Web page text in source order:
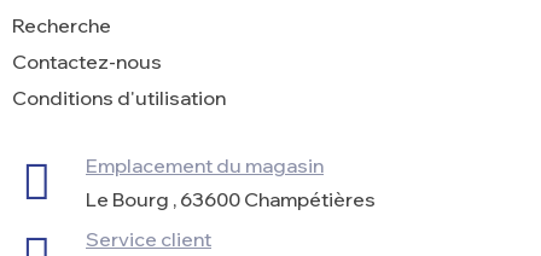
Recherche
Contactez-nous
Conditions d'utilisation
Emplacement du magasin
Le Bourg , 63600 Champétières
Service client